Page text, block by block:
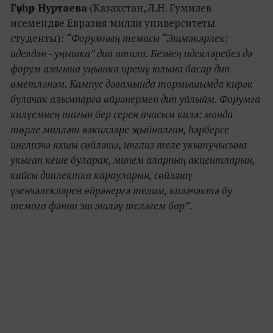
Гәүһәр Нуртаева (Казахстан, Л.Н. Гумилев
исемендәге Евразия милли университеты
студенты): “Форумның темасы “Эшмәкәрлек:
идеядән - уңышка” диа атала. Безнең идеяләребез дә
форум азагына уңышка ирешү юлына басар дип
өметләнәм. Кампус дәвамында тормышымда кирәк
булачак алымнарга өйрәнермен дип уйлыйм. Форумга
килүемнең тагын бер серен ачасым килә: монда
төрле милләт вәкилләре җыйналган, һәрберсе
инглизчә яхшы сөйләшә, инглиз теле укытучысына
укыган кеше буларак, минем аларның акцентларын,
кайсы диалектка карауларын, сөйләшү
үзенчәлекләрен өйрәнергә телим, киләчәктә бу
темага фәнни эш эшләү теләгем бар”.